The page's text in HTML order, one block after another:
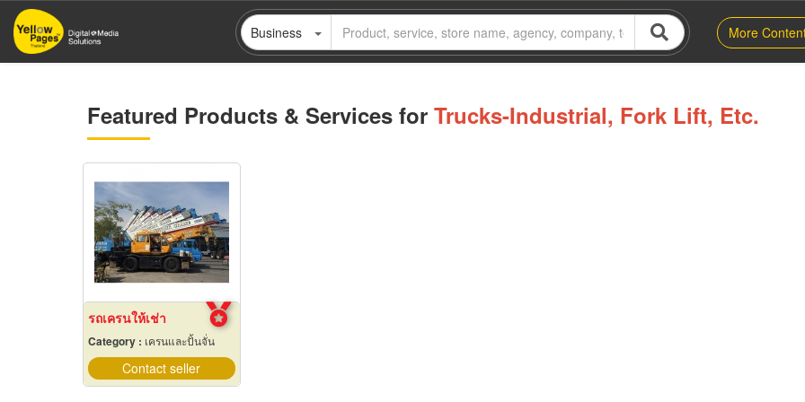
Skip
main
Business More
Featured Products & Services for Trucks-Industrial, Fork Lift, Etc.
รถเครนให้เช่า
Category : เครนและปั้นจั่น
Contact seller